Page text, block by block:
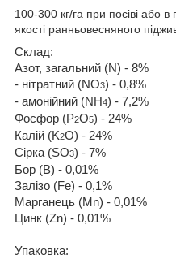
100-300 кг/га при посіві або
якості ранньовесняного
Склад:
Азот, загальний (N) - 8%
- нітратний (NO3) - 0,8%
- амонійний (NH4) - 7,2%
Фосфор (P2O5) - 24%
Калiй (K2O) - 24%
Сірка (SO3) - 7%
Бор (В) - 0,01%
Залізо (Fe) - 0,1%
Марганець (Mn) - 0,01%
Цинк (Zn) - 0,01%
Упаковка: